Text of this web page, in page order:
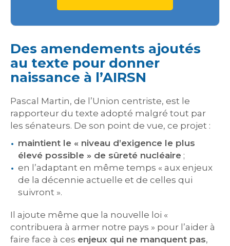
Des amendements ajoutés
au texte pour donner
naissance à l’AIRSN
Pascal Martin, de l’Union centriste, est le
rapporteur du texte adopté malgré tout par
les sénateurs. De son point de vue, ce projet :
maintient le « niveau d’exigence le plus
élevé possible » de sûreté nucléaire ;
en l’adaptant en même temps « aux enjeux
de la décennie actuelle et de celles qui
suivront ».
Il ajoute même que la nouvelle loi «
contribuera à armer notre pays » pour l’aider à
faire face à ces enjeux qui ne manquent pas,